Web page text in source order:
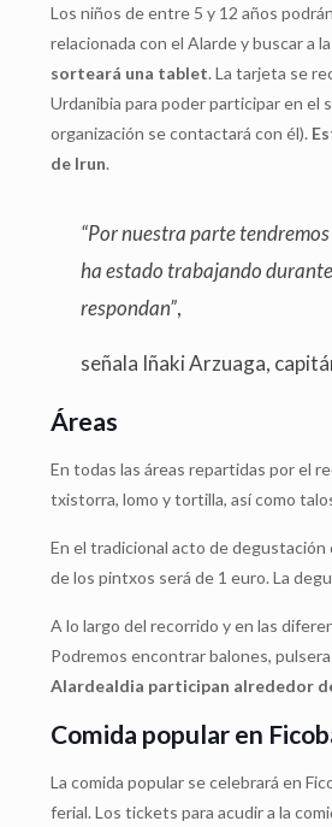
Los niños de entre 5 y 12 años
relacionada con el Alarde y buscar a
sorteará una tablet. La tarjeta se
Urdanibia para poder participar en el
organización se contactará con él).
de Irun.
“Por nuestra parte
ha estado trabajando
respondan”,
señala Iñaki Arzuaga,
Áreas
En todas las áreas repartidas por el
txistorra, lomo y tortilla, así como
En el tradicional acto de degustación
de los pintxos será de 1 euro. La
A lo largo del recorrido y en las
Podremos encontrar balones,
Alardealdia participan alrededor
Comida popular en
La comida popular se celebrará en
ferial. Los tickets para acudir a la